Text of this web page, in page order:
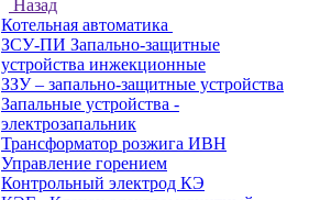
Назад
Котельная автоматика
ЗСУ-ПИ Запально-защитные
устройства инжекционные
ЗЗУ – запально-защитные устройства
Запальные устройства -
электрозапальник
Трансформатор розжига ИВН
Управление горением
Контрольный электрод КЭ